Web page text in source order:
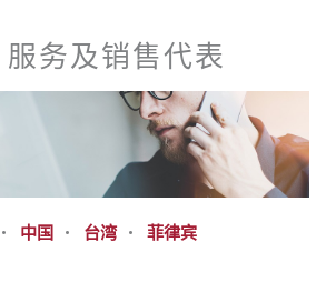
务及销售代表
中国 台湾 菲律宾